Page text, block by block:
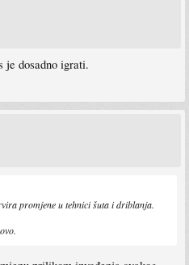
je dosadno igrati.
promjene u tehnici šuta i driblanja.